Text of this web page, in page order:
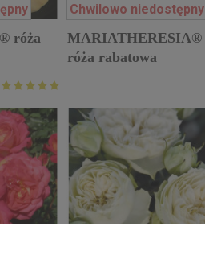
róża
Chwilowo niedostępny
MARIATHERESIA®
róża rabatowa